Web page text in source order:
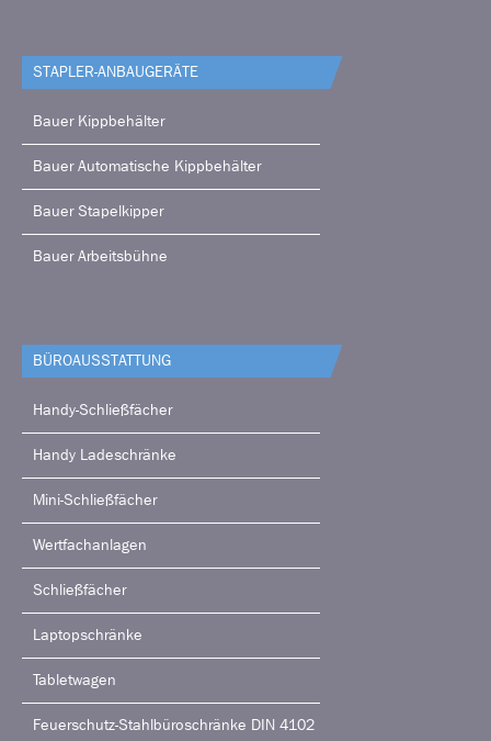
STAPLER-ANBAUGERÄTE
Bauer Kippbehälter
Bauer Automatische Kippbehälter
Bauer Stapelkipper
Bauer Arbeitsbühne
BÜRO­AUSSTATTUNG
Handy-Schließfächer
Handy Ladeschränke
Mini-Schließfächer
Wertfachanlagen
Schließfächer
Laptopschränke
Tabletwagen
Feuerschutz-Stahlbüroschränke DIN 4102